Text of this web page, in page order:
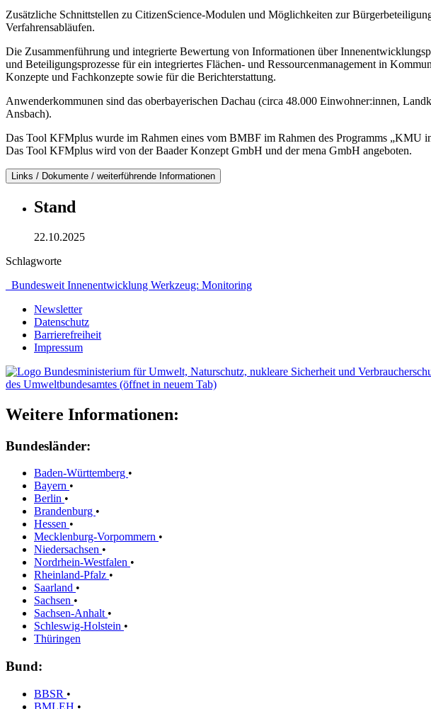
Zusätzliche Schnittstellen zu CitizenScience-Modulen und Möglichkeiten zur
Verfahrensabläufen.
Die Zusammenführung und integrierte Bewertung von Informationen über
und Beteiligungsprozesse für ein integriertes Flächen- und Ressourcenmanagement in
Konzepte und Fachkonzepte sowie für die Berichterstattung.
Anwenderkommunen sind das oberbayerischen Dachau (circa 48.000 Einwohner:innen,
Ansbach).
Das Tool KFMplus wurde im Rahmen eines vom BMBF im Rahmen des Programms „KMU
Das Tool KFMplus wird von der Baader Konzept GmbH und der mena GmbH angeboten.
Links / Dokumente / weiterführende Informationen
Stand
22.10.2025
Schlagworte
_Bundesweit Innenentwicklung Werkzeug: Monitoring
Newsletter
Datenschutz
Barrierefreiheit
Impressum
des Umweltbundesamtes (öffnet in neuem Tab)
Weitere Informationen:
Bundesländer:
Baden-Württemberg •
Bayern •
Berlin •
Brandenburg •
Hessen •
Mecklenburg-Vorpommern •
Niedersachsen •
Nordrhein-Westfalen •
Rheinland-Pfalz •
Saarland •
Sachsen •
Sachsen-Anhalt •
Schleswig-Holstein •
Thüringen
Bund:
BBSR •
BMLEH •